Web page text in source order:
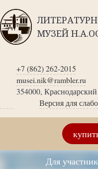
МУЗЕЙ
+7 (862) 262-2015
musei.nik@rambler.ru
354000,
Версия для
Для